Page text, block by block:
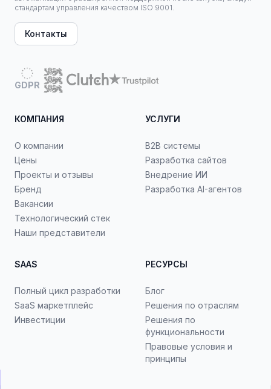
стандартам управления качеством ISO 9001.
Контакты
GDPR
КОМПАНИЯ
О компании
Цены
Проекты и отзывы
Бренд
Вакансии
Технологический стек
Наши представители
УСЛУГИ
B2B системы
Разработка сайтов
Внедрение ИИ
Разработка AI-агентов
SAAS
Полный цикл разработки
SaaS маркетплейс
Инвестиции
РЕСУРСЫ
Блог
Решения по отраслям
Решения по
функциональности
Правовые условия и
принципы